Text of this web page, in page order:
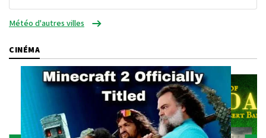
Météo d'autres villes
CINÉMA